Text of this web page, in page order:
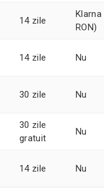
14 zile
Klarna
RON)
14 zile Nu
30 zile Nu
30 zile
gratuit
Nu
14 zile Nu